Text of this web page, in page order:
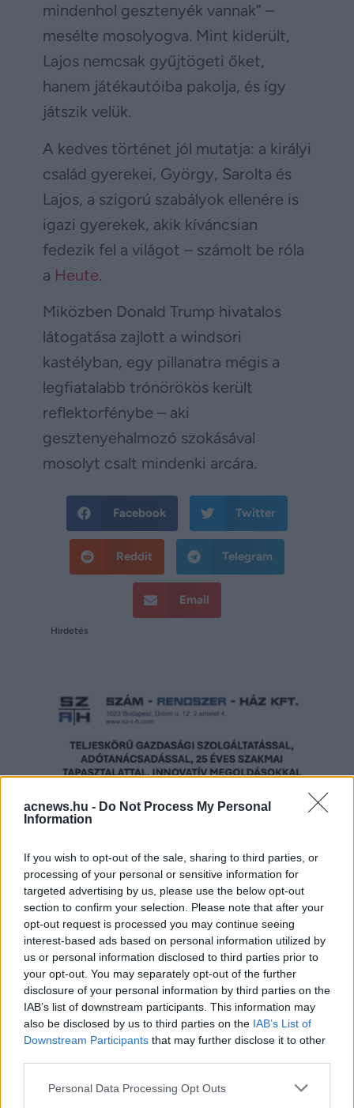
acnews.hu - Do Not Process My Personal
Information
If you wish to opt-out of the sale, sharing to third parties, or
processing of your personal or sensitive information for
targeted advertising by us, please use the below opt-out
section to confirm your selection. Please note that after your
opt-out request is processed you may continue seeing
interest-based ads based on personal information utilized by
us or personal information disclosed to third parties prior to
your opt-out. You may separately opt-out of the further
disclosure of your personal information by third parties on the
IAB’s list of downstream participants. This information may
also be disclosed by us to third parties on the IAB’s List of
Downstream Participants that may further disclose it to other
Please note that this website/app uses one or more Google
Personal Data Processing Opt Outs
mindenhol gesztenyék vannak” –
mesélte mosolyogva. Mint kiderült,
Lajos nemcsak gyűjtögeti őket,
hanem játékautóiba pakolja, és így
játszik velük.
A kedves történet jól mutatja: a királyi
család gyerekei, György, Sarolta és
Lajos, a szigorú szabályok ellenére is
igazi gyerekek, akik kíváncsian
fedezik fel a világot – számolt be róla
a Heute.
Miközben Donald Trump hivatalos
látogatása zajlott a windsori
kastélyban, egy pillanatra mégis a
legfiatalabb trónörökös került
reflektorfénybe – aki
gesztenyehalmozó szokásával
mosolyt csalt mindenki arcára.
Facebook Twitter
Reddit Telegram
Email
Hirdetés